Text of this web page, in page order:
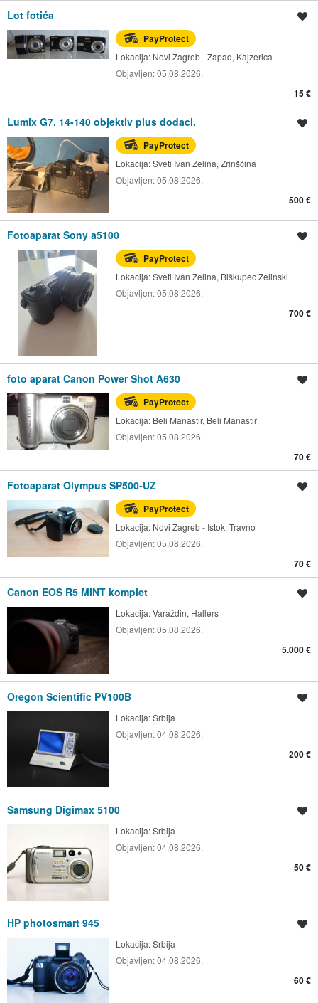
Lot fotića
PayProtect
Lokacija: Novi Zagreb - Zapad, Kajzerica
Objavljen:05.08.2026.
15 €
Lumix G7, 14-140 objektiv plus dodaci.
PayProtect
Lokacija:Sveti Ivan Zelina, Zrinšćina
Objavljen:05.08.2026.
500 €
Fotoaparat Sony a5100
PayProtect
Lokacija:Sveti Ivan Zelina, Biškupec Zelinski
Objavljen:05.08.2026.
700 €
foto aparat Canon Power Shot A630
PayProtect
Lokacija: Beli Manastir, Beli Manastir
Objavljen:05.08.2026.
70 €
Fotoaparat Olympus SP500-UZ
PayProtect
Lokacija: Novi Zagreb - Istok, Travno
Objavljen:05.08.2026.
70 €
Canon EOS R5 MINT komplet
Lokacija:Varaždin, Hallers
Objavljen:05.08.2026.
5.000 €
Oregon Scientific PV100B
Lokacija:Srbija
Objavljen:04.08.2026.
200 €
Samsung Digimax 5100
Lokacija:Srbija
Objavljen:04.08.2026.
50 €
HP photosmart 945
Lokacija:Srbija
Objavljen:04.08.2026.
60 €